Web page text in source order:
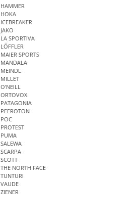
HAMMER
HOKA
ICEBREAKER
JAKO
LA SPORTIVA
LÖFFLER
MAIER SPORTS
MANDALA
MEINDL
MILLET
O'NEILL
ORTOVOX
PATAGONIA
PEEROTON
POC
PROTEST
PUMA
SALEWA
SCARPA
SCOTT
THE NORTH FACE
TUNTURI
VAUDE
ZIENER